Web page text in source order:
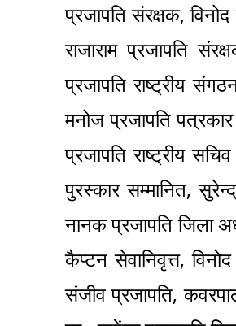
प्रजापति संरक्षक,
राजाराम प्रजापति
प्रजापति राष्ट्रीय
मनोज प्रजापति पत्रकार
प्रजापति राष्ट्रीय
पुरस्कार सम्मानित,
नानक प्रजापति जिला
कैप्टन सेवानिवृत्त,
संजीव प्रजापति,